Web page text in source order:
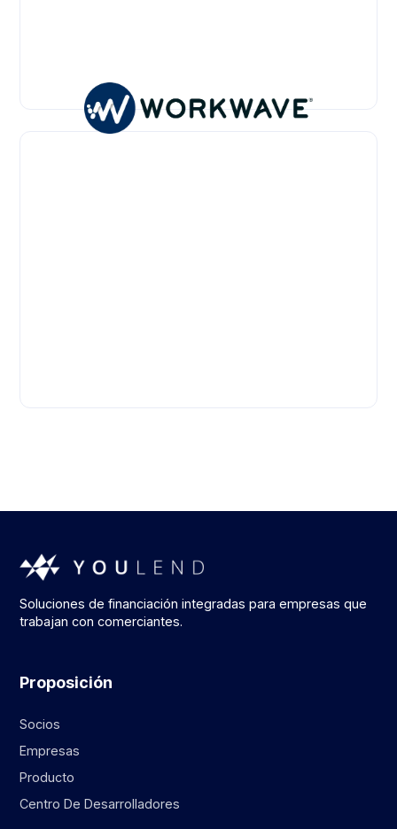
Soluciones de financiación integradas para empresas que
trabajan con comerciantes.
Proposición
Socios
Empresas
Producto
Centro De Desarrolladores